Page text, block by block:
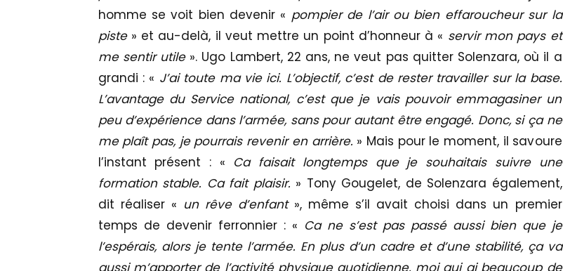
homme se voit bien devenir « pompier de l’air ou bien effaroucheur sur la
piste» et au-delà, il veut mettre un point d’honneur à « servir mon pays et
me sentir utile». Ugo Lambert, 22 ans, ne veut pas quitter Solenzara, où il a
grandi : « J’ai toute ma vie ici. L’objectif, c’est de rester travailler sur la base.
L’avantage du Service national, c’est que je vais pouvoir emmagasiner un
peu d’expérience dans l’armée, sans pour autant être engagé. Donc, si ça ne
me plaît pas, je pourrais revenir en arrière. » Mais pour le moment, il savoure
l’instant présent : « Ca faisait longtemps que je souhaitais suivre une
formation stable. Ca fait plaisir. » Tony Gougelet, de Solenzara également,
dit réaliser « un rêve d’enfant», même s’il avait choisi dans un premier
temps de devenir ferronnier : « Ca ne s’est pas passé aussi bien que je
l’espérais, alors je tente l’armée. En plus d’un cadre et d’une stabilité, ça va
aussi m’apporter de l’activité physique quotidienne, moi qui ai beaucoup de